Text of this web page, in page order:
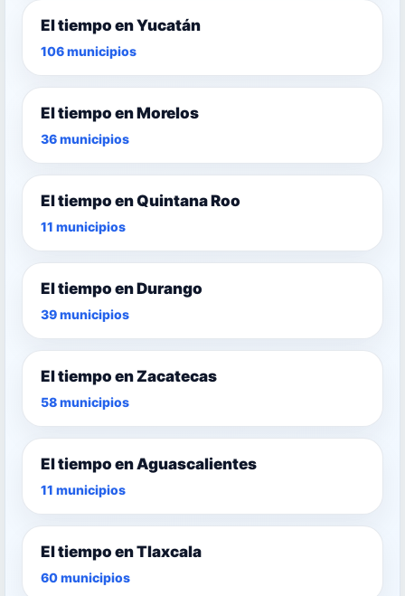
El tiempo en Yucatán
106 municipios
El tiempo en Morelos
36 municipios
El tiempo en Quintana Roo
11 municipios
El tiempo en Durango
39 municipios
El tiempo en Zacatecas
58 municipios
El tiempo en Aguascalientes
11 municipios
El tiempo en Tlaxcala
60 municipios